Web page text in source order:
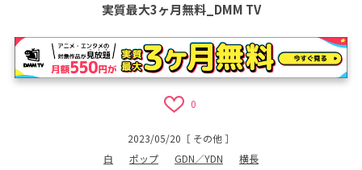
実質最大3ヶ月無料_DMM TV
0
2023/05/20 ［ その他］
白
ポップ GDN／YDN 横長